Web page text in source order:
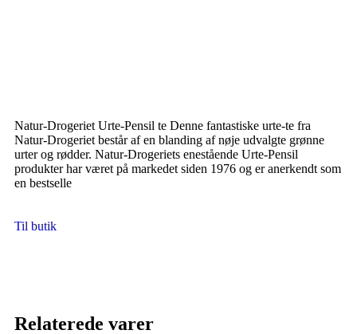
Natur-Drogeriet Urte-Pensil te Denne fantastiske urte-te fra
Natur-Drogeriet består af en blanding af nøje udvalgte grønne
urter og rødder. Natur-Drogeriets enestående Urte-Pensil
produkter har været på markedet siden 1976 og er anerkendt som
en bestselle
Til butik
Relaterede varer